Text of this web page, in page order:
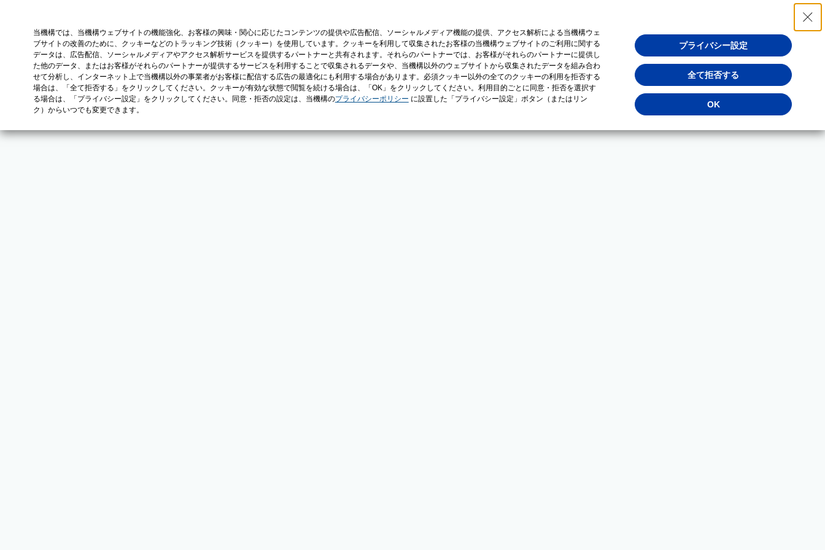
当機構では、当機構ウェブサイトの機能強化、お客様の興味・関心に応じたコンテンツの提供や広告配信、ソーシャルメディア機能の提供、アクセス解析による当機構ウェ
ブサイトの改善のために、クッキーなどのトラッキング技術（クッキー）を使用しています。クッキーを利用して収集されたお客様の当機構ウェブサイトのご利用に関する
データは、広告配信、ソーシャルメディアやアクセス解析サービスを提供するパートナーと共有されます。それらのパートナーでは、お客様がそれらのパートナーに提供し
た他のデータ、またはお客様がそれらのパートナーが提供するサービスを利用することで収集されるデータや、当機構以外のウェブサイトから収集されたデータを組み合わ
せて分析し、インターネット上で当機構以外の事業者がお客様に配信する広告の最適化にも利用する場合があります。必須クッキー以外の全てのクッキーの利用を拒否する
場合は、「全て拒否する」をクリックしてください。クッキーが有効な状態で閲覧を続ける場合は、「OK」をクリックしてください。利用目的ごとに同意・拒否を選択す
る場合は、「プライバシー設定」をクリックしてください。同意・拒否の設定は、当機構のプライバシーポリシー に設置した「プライバシー設定」ボタン（またはリン
ク）からいつでも変更できます。
プライバシー設定
全て拒否する
OK